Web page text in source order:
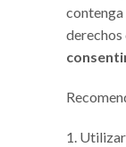
Utilizar